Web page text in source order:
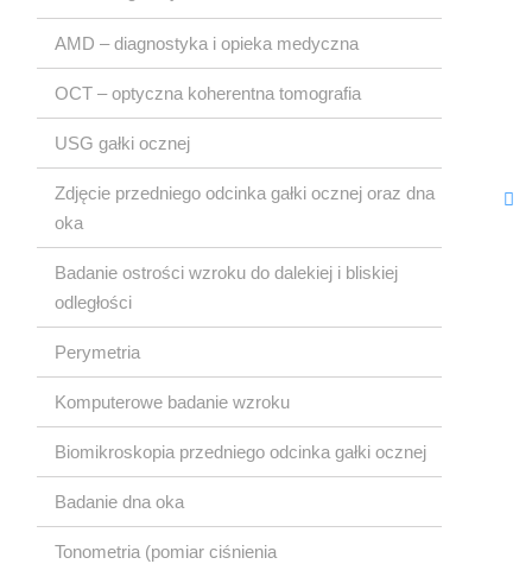
Okulistyczna
AMD – diagnostyka i opieka medyczna
OCT – optyczna koherentna tomografia
USG gałki ocznej
Zdjęcie przedniego odcinka gałki ocznej oraz dna
oka
Badanie ostrości wzroku do dalekiej i bliskiej
odległości
Perymetria
Komputerowe badanie wzroku
Biomikroskopia przedniego odcinka gałki ocznej
Badanie dna oka
Tonometria (pomiar ciśnienia